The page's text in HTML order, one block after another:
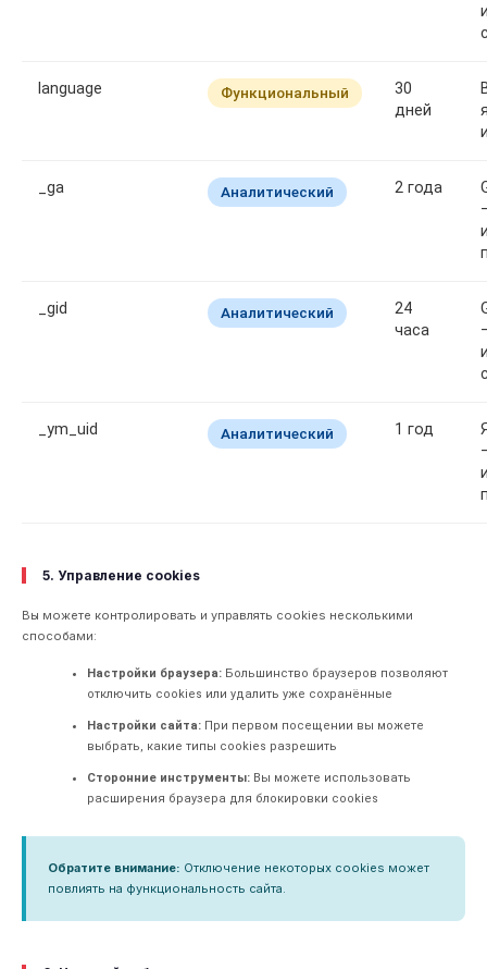
language Функциональный
30
дней
_ga Аналитический 2 года
_gid Аналитический
24
часа
_ym_uid Аналитический 1 год
5. Управление cookies
Вы можете контролировать и управлять cookies несколькими
способами:
Настройки браузера: Большинство браузеров позволяют
отключить cookies или удалить уже сохранённые
Настройки сайта: При первом посещении вы можете
выбрать, какие типы cookies разрешить
Сторонние инструменты: Вы можете использовать
расширения браузера для блокировки cookies
Обратите внимание: Отключение некоторых cookies может
повлиять на функциональность сайта.